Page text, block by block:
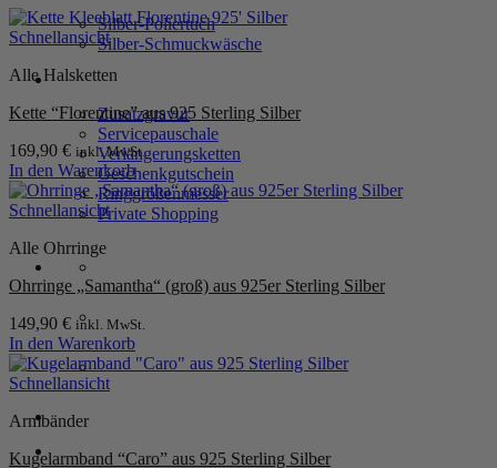
Silber-Poliertuch
Silber-Schmuckwäsche
SERVICE
Zusatzgravur
Servicepauschale
Verlängerungsketten
Geschenkgutschein
Ringgrößenmesser
Private Shopping
Anmelden / Registrieren
Schnellansicht
Alle Halsketten
Kette “Florentine” aus 925 Sterling Silber
169,90 € inkl. MwSt.
In den Warenkorb
Schnellansicht
Alle Ohrringe
Ohrringe „Samantha“ (groß) aus 925er Sterling Silber
149,90 € inkl. MwSt.
In den Warenkorb
Schnellansicht
Armbänder
Kugelarmband “Caro” aus 925 Sterling Silber